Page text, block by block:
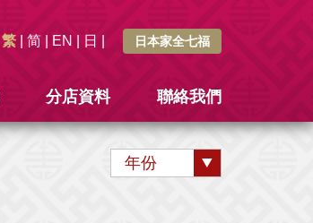
日本家全七福
繁 简 EN 日
分店資料 聯絡我們
年份